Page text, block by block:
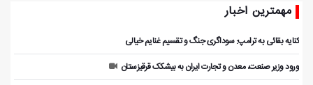
مهمترین اخبار
کنایه بقائی به ترامپ: سوداگری جنگ و تقسیم غنایم خیالی
ورود وزیر صنعت، معدن و تجارت ایران به بیشکک قرقیزستان